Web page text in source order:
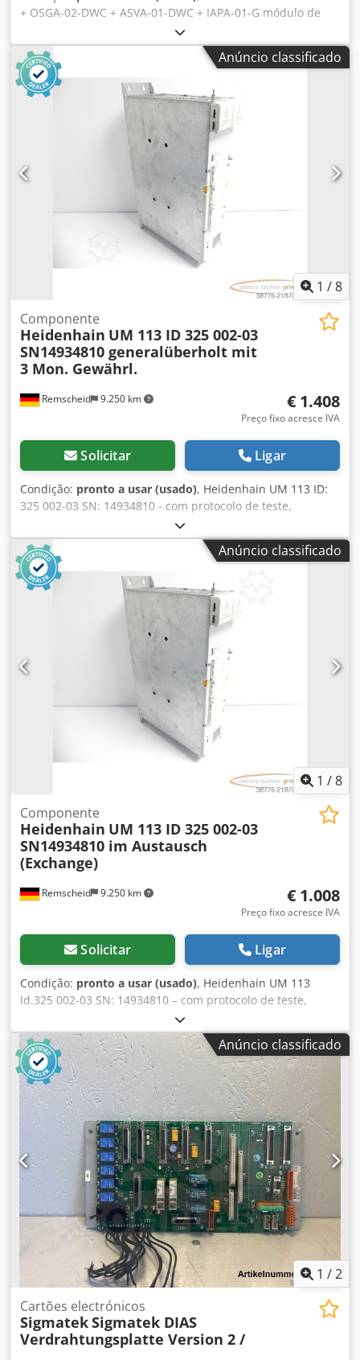
+ OSGA-02-DWC + ASVA-01-DWC + IAPA-01-G módulo de
extração com placas de controle para máquina de erosão
por fio Mitsubishi SX10, usado, sinais de uso normais,
100% funcional, escopo de entrega conforme fotos.
Dkjdpfx Aox Dw I Dofmor
Anúncio classificado
1 /8
Remscheid 9.250 km
Componente
Heidenhain UM 113 ID 325 002-03
SN14934810 generalüberholt mit
3 Mon. Gewährl.
€ 1.408
Preço fixo acresce IVA
Solicitar Ligar
Condição: pronto a usar (usado), Heidenhain UM 113 ID:
325 002-03 SN: 14934810 - com protocolo de teste,
totalmente revisado e testado de forma profissional, com 3
meses de garantia, 100% funcional, fornecido conforme
fotos, usado, em bom estado de conservação, 100%
funcional, fornecido conforme fotos. Dkjdpfx Afjy Nq
Uqjmor
Anúncio classificado
1 /8
Remscheid 9.250 km
Componente
Heidenhain UM 113 ID 325 002-03
SN14934810 im Austausch
(Exchange)
€ 1.008
Preço fixo acresce IVA
Solicitar Ligar
Condição: pronto a usar (usado), Heidenhain UM 113
Id.325 002-03 SN: 14934810 – com protocolo de teste,
completamente revisado e testado por profissionais, com 6
meses de garantia, 100% funcional, fornecido conforme
mostra nas fotos. Atenção: No procedimento de troca, a
sua peça defeituosa não pode apresentar danos
mecânicos, como quebras, visto que não são mais
reparáveis. Neste caso, será emitida uma fatura adicional
no valor de €1.000 incluindo IVA. Atenção: Você está a
licitar por um conversor Heidenhain UM 113 ID 325 002-03
SN14934810 em regime de troca (serviço de troca),
completamente revisado e testado por profissionais, com 6
meses de garantia, 100% funcional, fornecido conforme as
fotos. Tanto em caso de reparação como de troca, a peça
defeituosa fornecida não pode apresentar danos
mecânicos, como quebras, pois estes não são reparáveis.
Nestes casos, será emitida uma segunda fatura no valor
de €1.000 com IVA incluído. Dsdpfxsy Nq Uwo Afmskr
Anúncio classificado
1 /2
Cartões electrónicos
SigmatekSigmatek DIAS
Verdrahtungsplatte Version 2 /